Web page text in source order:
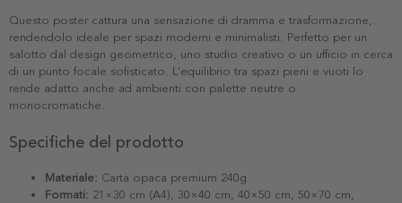
Questo poster cattura una sensazione di dramma e trasformazione,
rendendolo ideale per spazi moderni e minimalisti. Perfetto per un
salotto dal design geometrico, uno studio creativo o un ufficio in cerca
di un punto focale sofisticato. L'equilibrio tra spazi pieni e vuoti lo
rende adatto anche ad ambienti con palette neutre o
monocromatiche.
Specifiche del prodotto
Materiale: Carta opaca premium 240g
Formati: 21×30 cm (A4), 30×40 cm, 40×50 cm, 50×70 cm,